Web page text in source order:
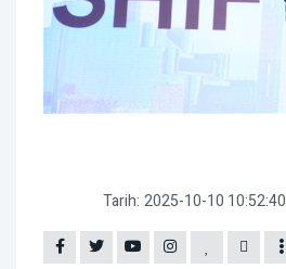
Tarih: 2025-10-10 10:52:40